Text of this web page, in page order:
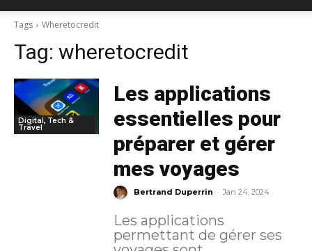
Tags
Wheretocredit
Tag: wheretocredit
Digital, Tech &
Travel
Les applications
essentielles pour
préparer et gérer
mes voyages
Bertrand Duperrin - Jan 24, 2024
Les applications
permettant de gérer ses